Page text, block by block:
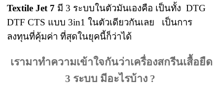
Textile Jet 7 มี 3 ระบบในตัวมันเองคือ เป็นทั้ง DTG
DTF CTS แบบ 3in1 ในตัวเดียวกันเลย เป็นการ
ลงทุนที่คุ้มค่า ที่สุดในยุคนี้ก็ว่าได้
เรามาทำความเข้าใจกันว่าเครื่องสกรีนเสื้อยืด
3 ระบบ มีอะไรบ้าง ?